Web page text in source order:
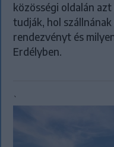
közösségi oldalán
tudják, hol
rendezvényt és
Erdélyben.
`